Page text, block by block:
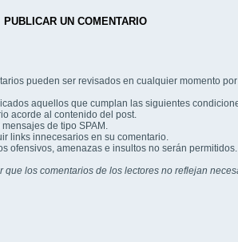
PUBLICAR UN COMENTARIO
pueden ser revisados en cualquier momento
aquellos que cumplan las siguientes
acorde al contenido del post.
de tipo SPAM.
links innecesarios en su comentario.
ofensivos, amenazas e insultos no serán permitidos.
que los comentarios de los lectores no reflejan